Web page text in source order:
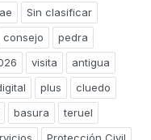
Sin clasificar
consejo
pedra
visita
antigua
plus
cluedo
basura
teruel